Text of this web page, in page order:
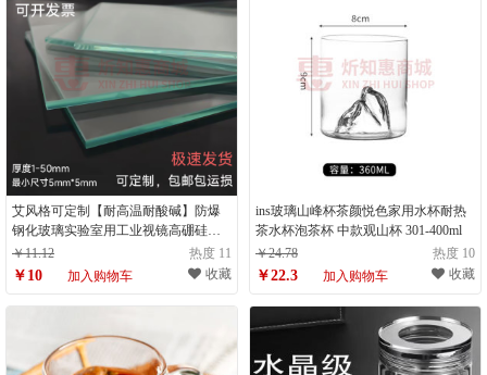
艾风格可定制【耐高温耐酸碱】防爆
钢化玻璃实验室用工业视镜高硼硅石
英 默认5mm厚
￥11.12 热度 11
￥10 加入购物车 收藏
ins玻璃山峰杯茶颜悦色家用水杯耐热
茶水杯泡茶杯 中款观山杯 301-400ml
￥24.78
热度 10
￥22.3 加入购物车 收藏